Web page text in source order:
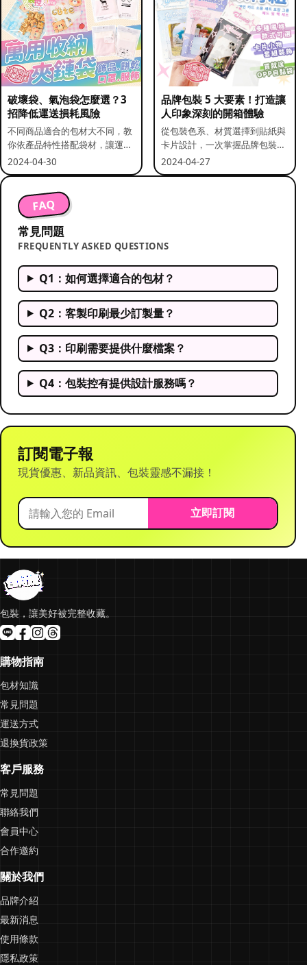
破壞袋、氣泡袋怎麼選？3
招降低運送損耗風險
不同商品適合的包材大不同，教
你依產品特性搭配袋材，讓運送
更安全。
2024-04-30
品牌包裝 5 大要素！打造讓
人印象深刻的開箱體驗
從包裝色系、材質選擇到貼紙與
卡片設計，一次掌握品牌包裝的
關鍵要素。
2024-04-27
FAQ
常見問題
FREQUENTLY ASKED QUESTIONS
Q1：如何選擇適合的包材？
Q2：客製印刷最少訂製量？
Q3：印刷需要提供什麼檔案？
Q4：包裝控有提供設計服務嗎？
訂閱電子報
現貨優惠、新品資訊、包裝靈感不漏接！
立即訂閱
包裝，讓美好被完整收藏。
購物指南
包材知識
常見問題
運送方式
退換貨政策
客戶服務
常見問題
聯絡我們
會員中心
合作邀約
關於我們
品牌介紹
最新消息
使用條款
隱私政策